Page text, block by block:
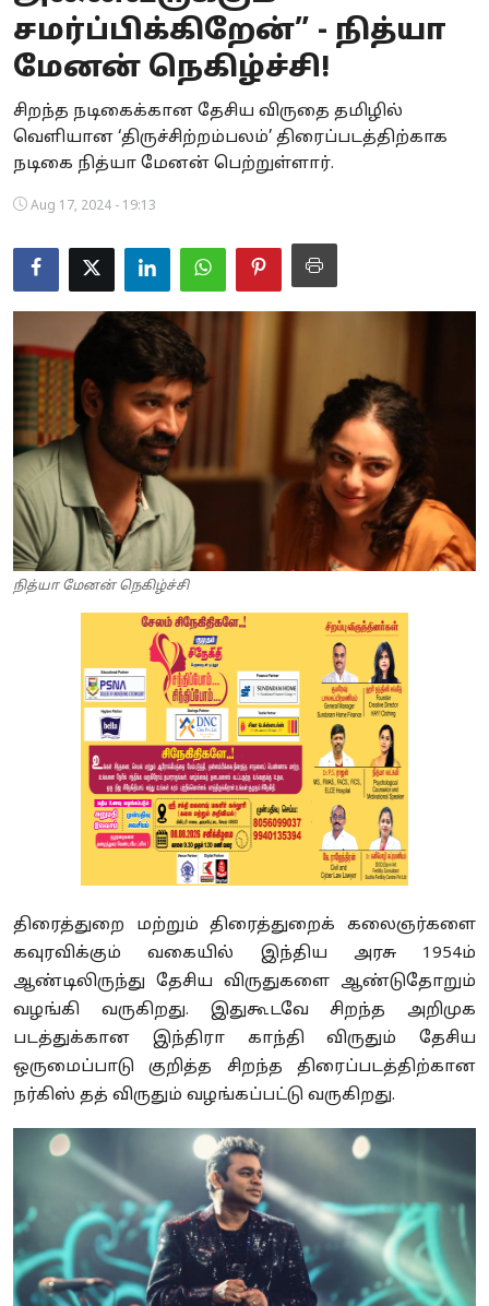
Business
Crime
Tamilnadu
National
Astrology
Spirituality
Weather
Politics
சமர்ப்பிக்கிறேன்” - நித்யா
மேனன் நெகிழ்ச்சி!
சிறந்த நடிகைக்கான தேசிய விருதை தமிழில்
வெளியான ‘திருச்சிற்றம்பலம்’ திரைப்படத்திற்காக
நடிகை நித்யா மேனன் பெற்றுள்ளார்.
Aug 17, 2024 - 19:13
நித்யா மேனன் நெகிழ்ச்சி
திரைத்துறை மற்றும் திரைத்துறைக் கலைஞர்களை
கவுரவிக்கும் வகையில் இந்திய அரசு 1954ம்
ஆண்டிலிருந்து தேசிய விருதுகளை ஆண்டுதோறும்
வழங்கி வருகிறது. இதுகூடவே சிறந்த அறிமுக
படத்துக்கான இந்திரா காந்தி விருதும் தேசிய
ஒருமைப்பாடு குறித்த சிறந்த திரைப்படத்திற்கான
நர்கிஸ் தத் விருதும் வழங்கப்பட்டு வருகிறது.